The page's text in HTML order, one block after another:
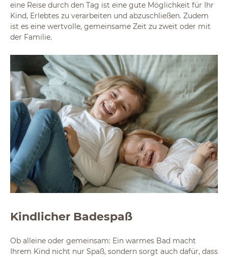
eine Reise durch den Tag ist eine gute Möglichkeit für Ihr
Kind, Erlebtes zu verarbeiten und abzuschließen. Zudem
ist es eine wertvolle, gemeinsame Zeit zu zweit oder mit
der Familie.
Kindlicher Badespaß
Ob alleine oder gemeinsam: Ein warmes Bad macht
Ihrem Kind nicht nur Spaß, sondern sorgt auch dafür, dass